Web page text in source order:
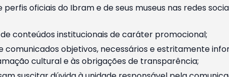
oficiais do Ibram e de seus museus nas redes
conteúdos institucionais de caráter promocional;
comunicados objetivos, necessários e estritamente
cultural e às obrigações de transparência;